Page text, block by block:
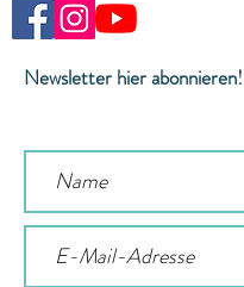
Newsletter hier abonnieren!